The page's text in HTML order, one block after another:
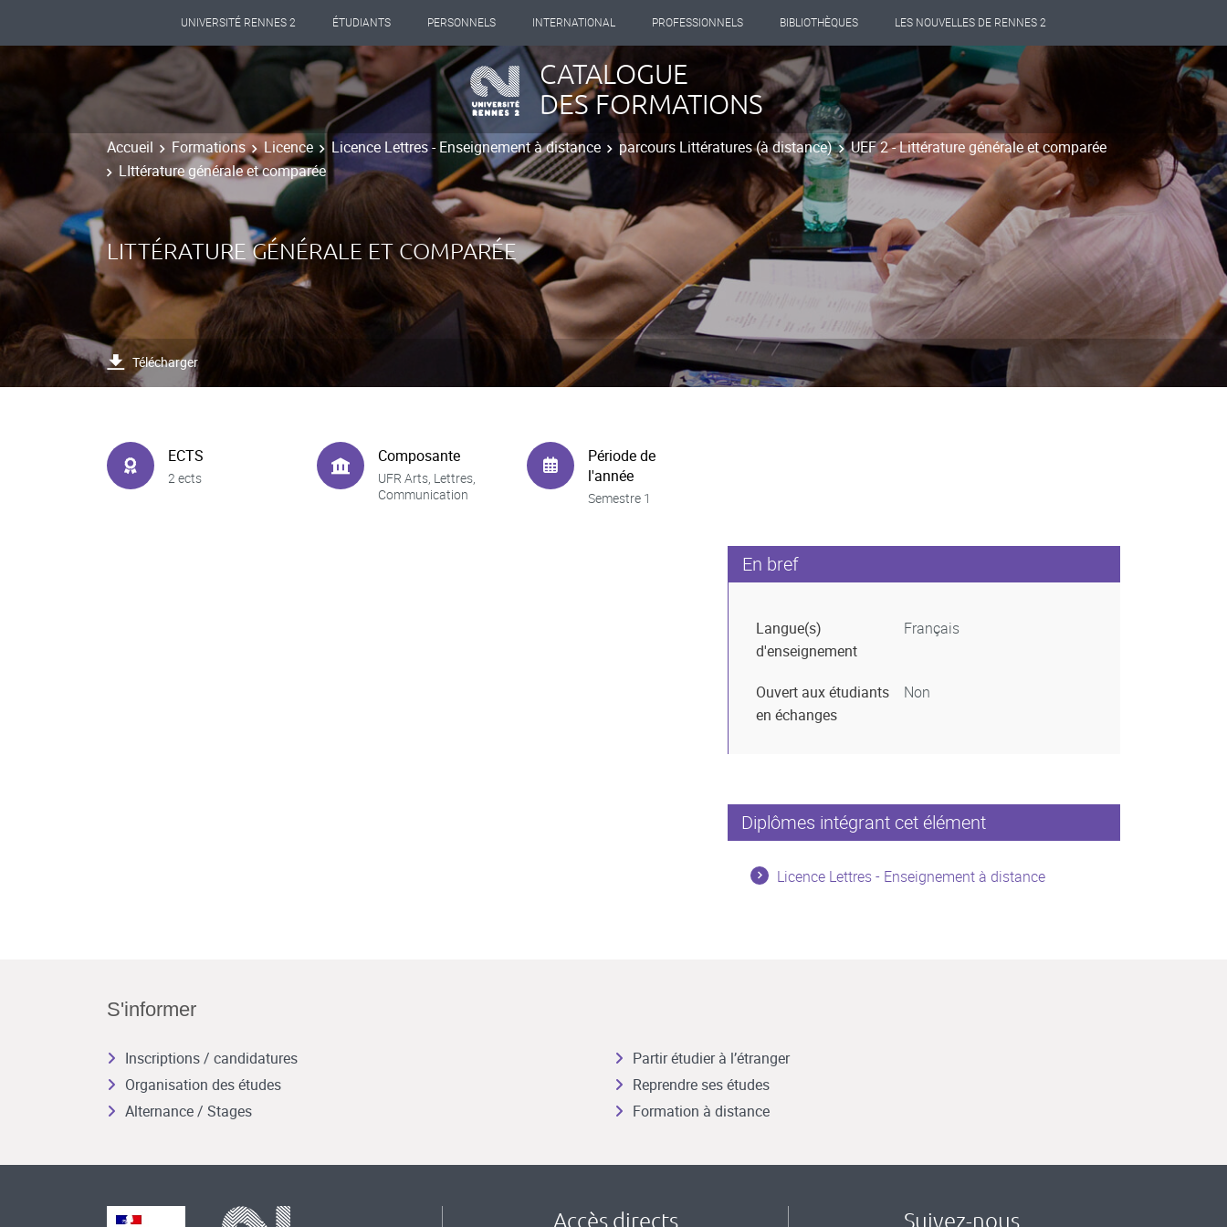
UNIVERSITÉ RENNES 2 ÉTUDIANTS PERSONNELS INTERNATIONAL PROFESSIONNELS BIBLIOTHÈQUES LES NOUVELLES DE RENNES 2
CATALOGUE
DES FORMATIONS
Accueil Formations Licence Licence Lettres - Enseignement à distance parcours Littératures (à distance)
UEF 2 - Littérature générale et comparée
LIttérature générale et comparée
LITTÉRATURE GÉNÉRALE ET COMPARÉE
Télécharger
ECTS
2 ects
Composante
UFR Arts, Lettres,
Communication
Période de
l'année
Semestre 1
En bref
Langue(s)
d'enseignement
Français
Ouvert aux étudiants
en échanges
Non
Diplômes intégrant cet élément
Licence Lettres - Enseignement à distance
S'informer
Inscriptions / candidatures
Organisation des études
Alternance / Stages
Partir étudier à l’étranger
Reprendre ses études
Formation à distance
Accès directs Suivez-nous